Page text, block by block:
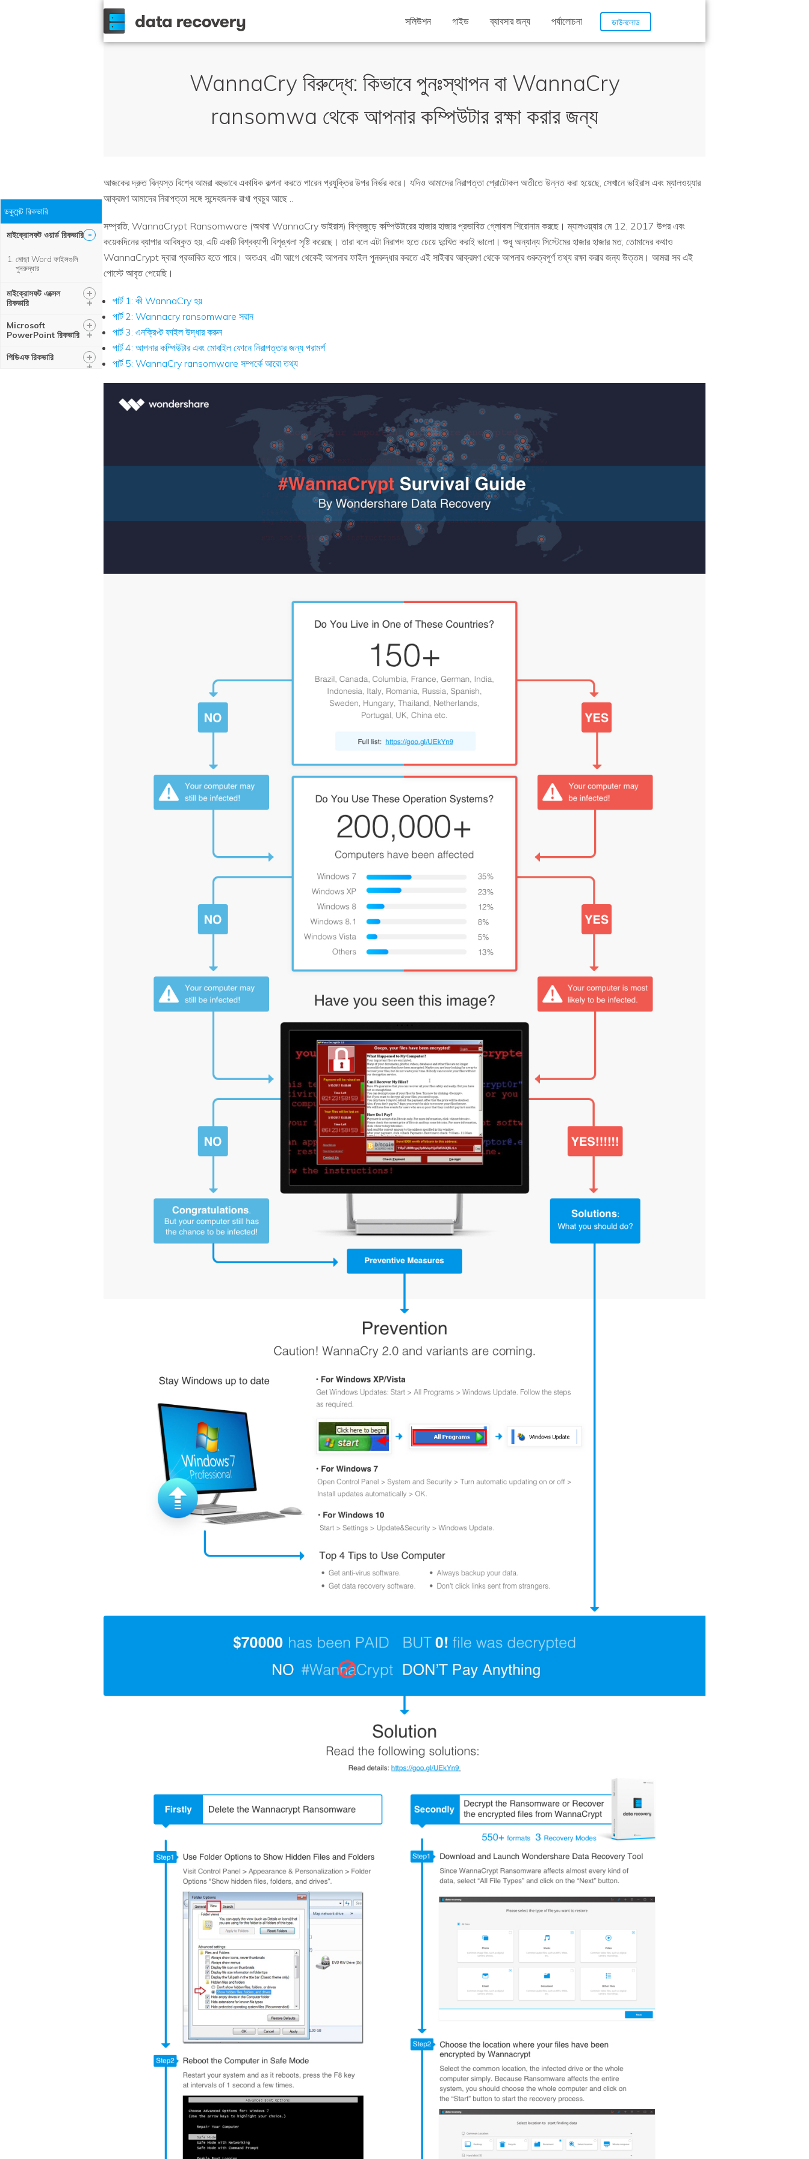
ডাউনলোড
সলিউশন গাইড ব্যাবসার জন্য পর্যালোচনা
WannaCry বিরুদ্ধে: কিভাবে পুনঃস্থাপন বা WannaCry
ransomwa থেকে আপনার কম্পিউটার রক্ষা করার জন্য
আজকের দ্রুত বিন্যস্ত বিশ্বে আমরা বহুভাবে একাধিক কল্পনা করতে পারেন প্রযুক্তির উপর নির্ভর করে। যদিও আমাদের নিরাপত্তা প্রোটোকল অতীতে উন্নত করা হয়েছে, সেখানে ভাইরাস এবং ম্যালওয়্যার
আক্রমণ আমাদের নিরাপত্তা সঙ্গে সন্দেহজনক রাখা প্রচুর আছে ..
সম্প্রতি, WannaCrypt Ransomware (অথবা WannaCry ভাইরাস) বিশ্বজুড়ে কম্পিউটারের হাজার হাজার প্রভাবিত গ্লোবাল শিরোনাম করছে। ম্যালওয়্যার মে 12, 2017 উপর এবং
কয়েকদিনের ব্যাপার আবিষ্কৃত হয়, এটি একটি বিশ্বব্যাপী বিশৃঙ্খলা সৃষ্টি করেছে। তারা বলে এটা নিরাপদ হতে চেয়ে দুঃখিত করাই ভালো। শুধু অন্যান্য সিস্টেমের হাজার হাজার মত, তোমাদের কথাও
WannaCrypt দ্বারা প্রভাবিত হতে পারে। অতএব, এটা আগে থেকেই আপনার ফাইল পুনরুদ্ধার করতে এই সাইবার আক্রমণ থেকে আপনার গুরুত্বপূর্ণ তথ্য রক্ষা করার জন্য উত্তম। আমরা সব এই
পোস্টে আবৃত পেয়েছি।
পার্ট 1: কী WannaCry হয়
পার্ট 2: Wannacry ransomware সরান
পার্ট 3: এনক্রিপ্ট ফাইল উদ্ধার করুন
পার্ট 4: আপনার কম্পিউটার এবং মোবাইল ফোনে নিরাপত্তার জন্য পরামর্শ
পার্ট 5: WannaCry ransomware সম্পর্কে আরো তথ্য
ডকুমেন্ট রিকভারি
মাইক্রোসফট ওয়ার্ড রিকভারি -
মোছা Word ফাইলগুলি
পুনরুদ্ধার
মাইক্রোসফট এক্সেল
রিকভারি
+
+
Microsoft
PowerPoint রিকভারি
+
+
পিডিএফ রিকভারি +
+